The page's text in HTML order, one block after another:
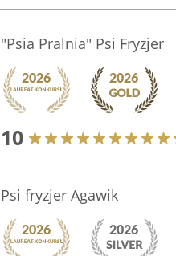
"Psia Pralnia" Psi Fryzjer
10
Psi fryzjer Agawik